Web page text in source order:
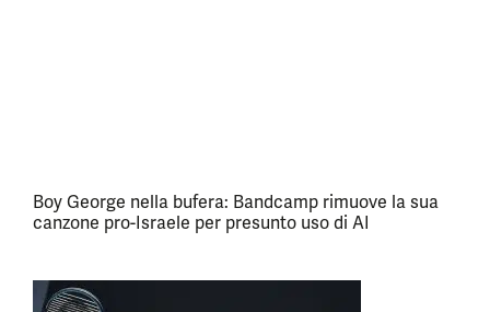
Boy George nella bufera: Bandcamp rimuove la sua
canzone pro-Israele per presunto uso di AI